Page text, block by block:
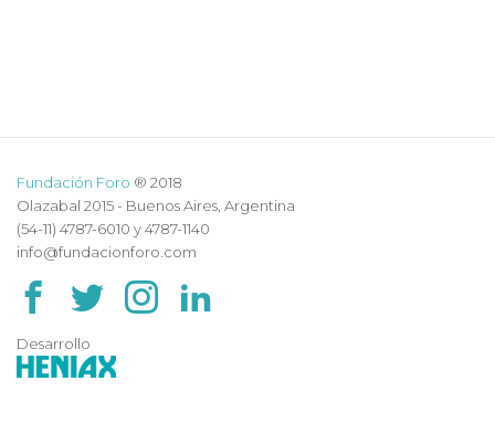
Fundación Foro ® 2018
Olazabal 2015 - Buenos Aires, Argentina
(54-11) 4787-6010 y 4787-1140
info@fundacionforo.com
Desarrollo